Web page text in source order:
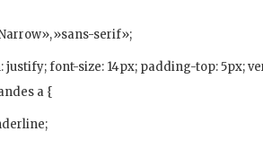
serif»;
justify; font-size: 14px; padding-top: 5px;
a {